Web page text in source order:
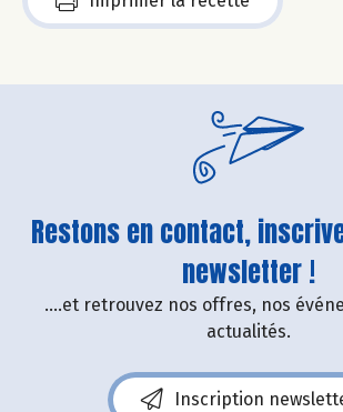
Restons en contact,
newsletter !
....et retrouvez nos offres, nos
actualités.
Inscription